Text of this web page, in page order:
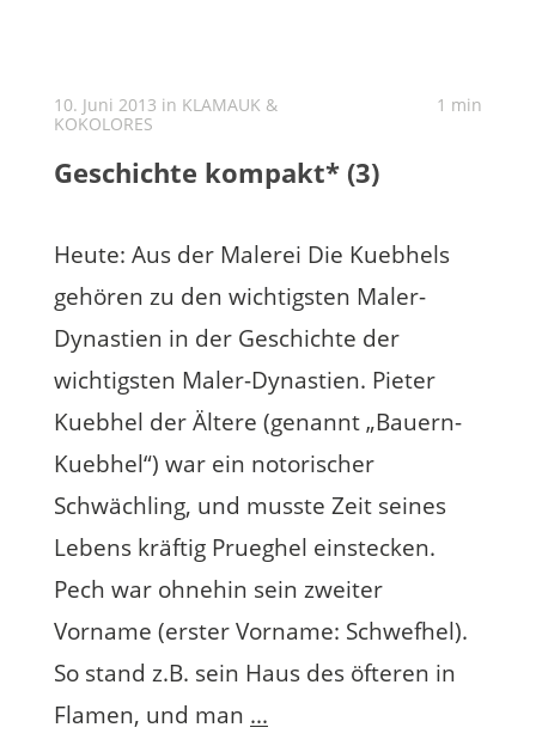
10. Juni 2013 in KLAMAUK &
KOKOLORES
1 min
Geschichte kompakt* (3)
Heute: Aus der Malerei Die Kuebhels
gehören zu den wichtigsten Maler-
Dynastien in der Geschichte der
wichtigsten Maler-Dynastien. Pieter
Kuebhel der Ältere (genannt „Bauern-
Kuebhel“) war ein notorischer
Schwächling, und musste Zeit seines
Lebens kräftig Prueghel einstecken.
Pech war ohnehin sein zweiter
Vorname (erster Vorname: Schwefhel).
So stand z.B. sein Haus des öfteren in
Flamen, und man ...